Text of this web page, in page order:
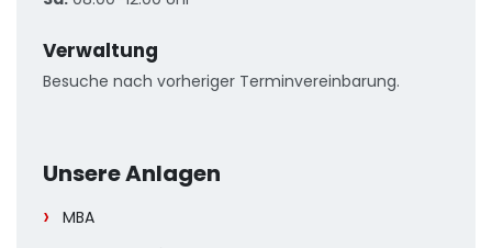
Verwaltung
Besuche nach vorheriger Terminvereinbarung.
Unsere Anlagen
MBA